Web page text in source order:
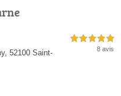
52100 Saint-
5,0 étoiles sur 5
8 avis